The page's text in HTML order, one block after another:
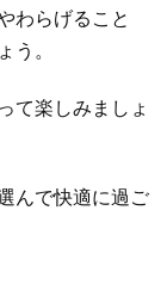
わらげること
う。
て楽しみましょ
んで快適に過ご